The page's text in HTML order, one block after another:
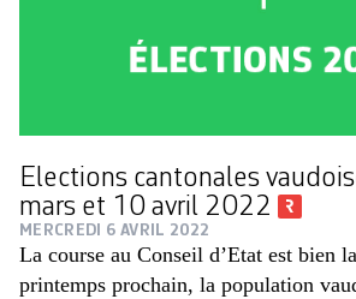
Elections cantonales
mars et 10 avril 2022
MERCREDI 6 AVRIL 2022
La course au Conseil d’Etat est bien
printemps prochain, la population